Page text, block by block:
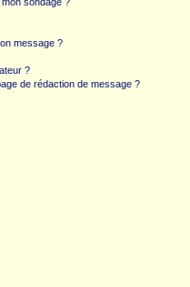
message ?
?
de rédaction de message ?